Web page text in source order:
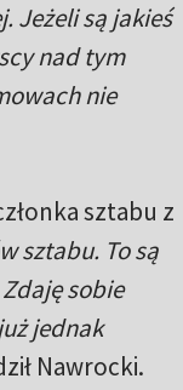
Jeżeli są jakieś
nad tym
nie
sztabu z
sztabu. To są
sobie
jednak
Nawrocki.